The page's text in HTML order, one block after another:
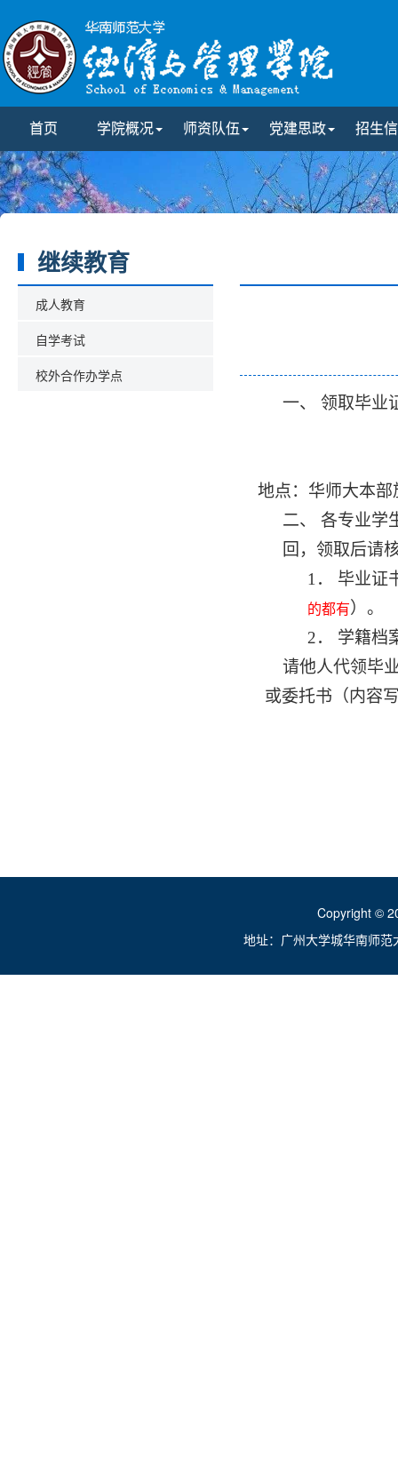
首页 学院概况 师资队伍 党建思政 招生
继续教育
成人教育
自学考试
校外合作办学点
一、 领取毕业
地点：华师大本
二、 各专业学
回，领取后请
1 ． 毕业证
的都有）。
2． 学籍档
请他人代领毕
或委托书（内容
Copyright ©
地址：广州大学城华南